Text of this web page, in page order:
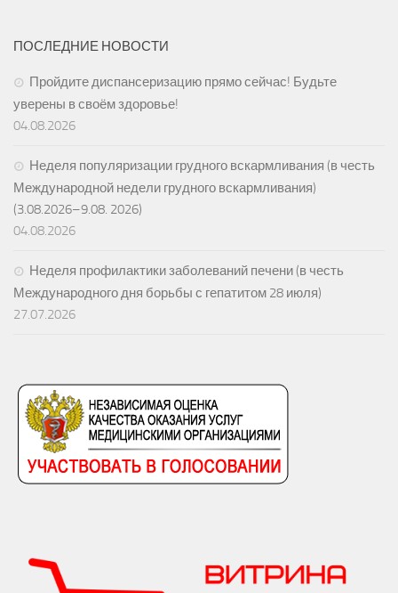
ПОСЛЕДНИЕ НОВОСТИ
Пройдите диспансеризацию прямо сейчас! Будьте
уверены в своём здоровье!
04.08.2026
Неделя популяризации грудного вскармливания (в честь
Международной недели грудного вскармливания)
(3.08.2026–9.08. 2026)
04.08.2026
Неделя профилактики заболеваний печени (в честь
Международного дня борьбы с гепатитом 28 июля)
27.07.2026